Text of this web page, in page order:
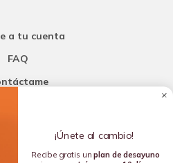
a tu cuenta
FAQ
inteligencia a tu nutrición
¡Únete al cambio!
Recibe gratis unplan de desayuno